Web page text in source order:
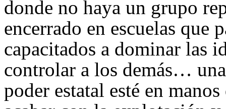
donde no haya un grupo
encerrado en escuelas que
capacitados a dominar las
controlar a los demás…
poder estatal esté en